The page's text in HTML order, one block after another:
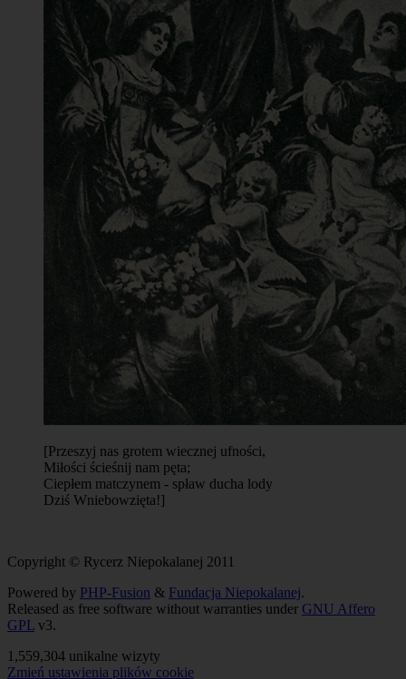
[Przeszyj nas grotem wiecznej ufności,
Miłości ścieśnij nam pęta;
Ciepłem matczynem - spław ducha lody
Dziś Wniebowzięta!]
Copyright © Rycerz Niepokalanej 2011
Powered by PHP-Fusion & Fundacja Niepokalanej.
Released as free software without warranties under GNU Affero
GPL v3.
1,559,304 unikalne wizyty
Zmień ustawienia plików cookie